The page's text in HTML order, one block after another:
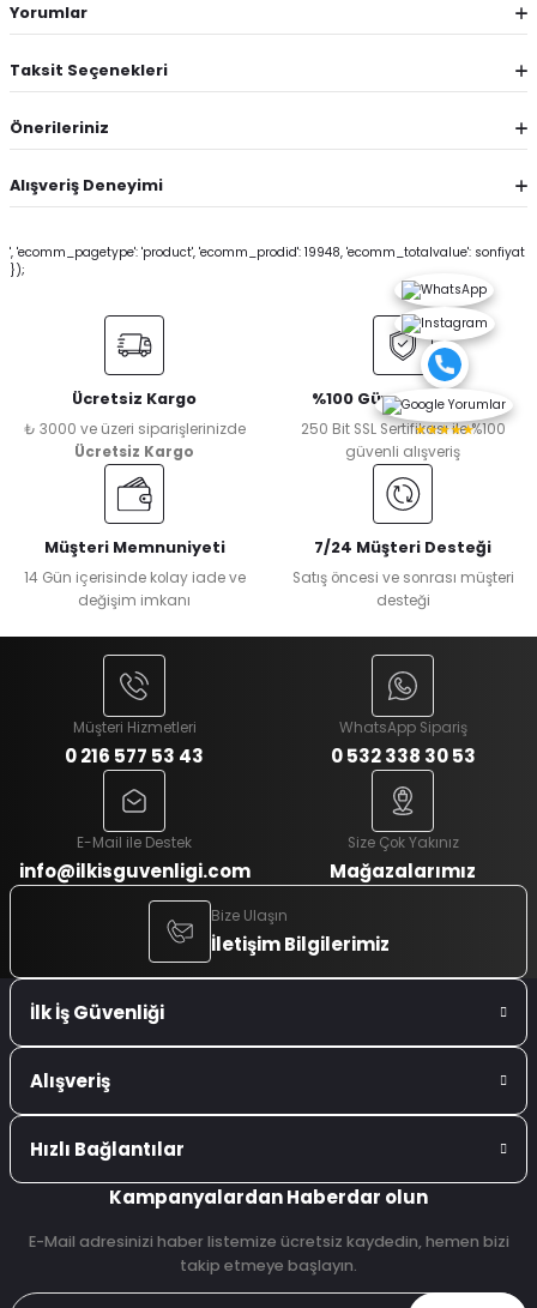
Yorumlar
Taksit Seçenekleri
Önerileriniz
Alışveriş Deneyimi
', 'ecomm_pagetype': 'product', 'ecomm_prodid': 19948, 'ecomm_totalvalue': sonfiyat
});
Ücretsiz Kargo
₺ 3000 ve üzeri siparişlerinizde
Ücretsiz Kargo
%100 Güvenli Alışveriş
250 Bit SSL Sertifikası ile %100
güvenli alışveriş
Müşteri Memnuniyeti
14 Gün içerisinde kolay iade ve
değişim imkanı
7/24 Müşteri Desteği
Satış öncesi ve sonrası müşteri
desteği
Müşteri Hizmetleri
0 216 577 53 43
WhatsApp Sipariş
0 532 338 30 53
E-Mail ile Destek
info@ilkisguvenligi.com
Size Çok Yakınız
Mağazalarımız
Bize Ulaşın
İletişim Bilgilerimiz
İlk İş Güvenliği
Alışveriş
Hızlı Bağlantılar
★★★★★
Kampanyalardan Haberdar olun
E-Mail adresinizi haber listemize ücretsiz kaydedin, hemen bizi
takip etmeye başlayın.